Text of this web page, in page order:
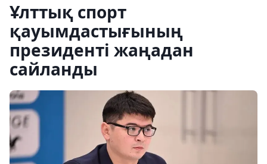
Ұлттық спорт
қауымдастығының
президенті жаңадан
сайланды